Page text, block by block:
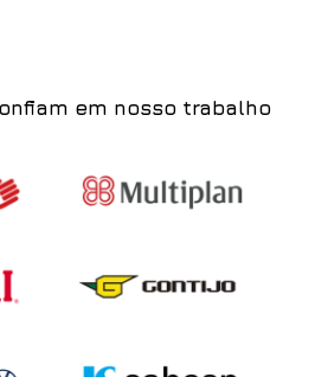
em nosso trabalho